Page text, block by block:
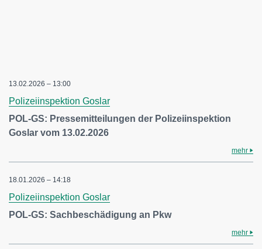
13.02.2026 – 13:00
Polizeiinspektion Goslar
POL-GS: Pressemitteilungen der Polizeiinspektion
Goslar vom 13.02.2026
mehr
18.01.2026 – 14:18
Polizeiinspektion Goslar
POL-GS: Sachbeschädigung an Pkw
mehr